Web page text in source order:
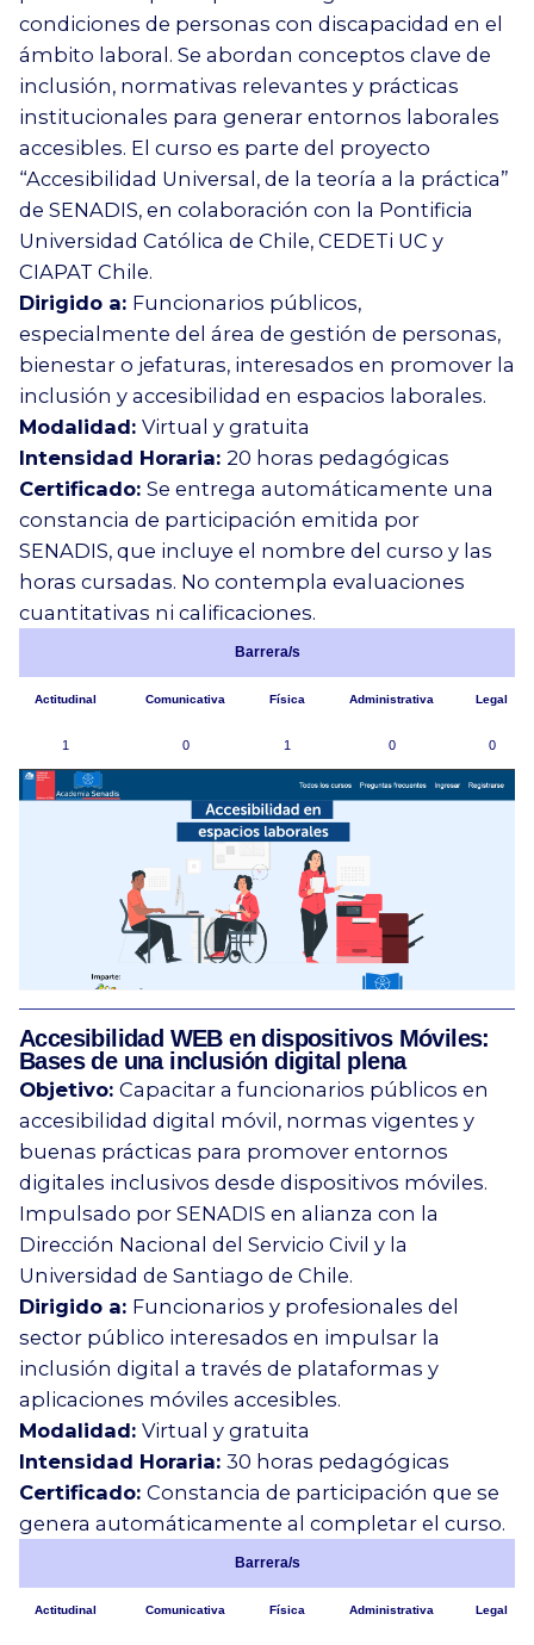
condiciones de personas con discapacidad en el
ámbito laboral. Se abordan conceptos clave de
inclusión, normativas relevantes y prácticas
institucionales para generar entornos laborales
accesibles. El curso es parte del proyecto
“Accesibilidad Universal, de la teoría a la práctica”
de SENADIS, en colaboración con la Pontificia
Universidad Católica de Chile, CEDETi UC y
CIAPAT Chile.
Dirigido a: Funcionarios públicos,
especialmente del área de gestión de personas,
bienestar o jefaturas, interesados en promover la
inclusión y accesibilidad en espacios laborales.
Modalidad: Virtual y gratuita
Intensidad Horaria: 20 horas pedagógicas
Certificado: Se entrega automáticamente una
constancia de participación emitida por
SENADIS, que incluye el nombre del curso y las
horas cursadas. No contempla evaluaciones
cuantitativas ni calificaciones.
Barrera/s
Actitudinal Comunicativa Física Administrativa Legal
1 0 1 0 0
Accesibilidad WEB en dispositivos Móviles:
Bases de una inclusión digital plena
Objetivo: Capacitar a funcionarios públicos en
accesibilidad digital móvil, normas vigentes y
buenas prácticas para promover entornos
digitales inclusivos desde dispositivos móviles.
Impulsado por SENADIS en alianza con la
Dirección Nacional del Servicio Civil y la
Universidad de Santiago de Chile.
Dirigido a: Funcionarios y profesionales del
sector público interesados en impulsar la
inclusión digital a través de plataformas y
aplicaciones móviles accesibles.
Modalidad: Virtual y gratuita
Intensidad Horaria: 30 horas pedagógicas
Certificado: Constancia de participación que se
genera automáticamente al completar el curso.
Barrera/s
Actitudinal Comunicativa Física Administrativa Legal